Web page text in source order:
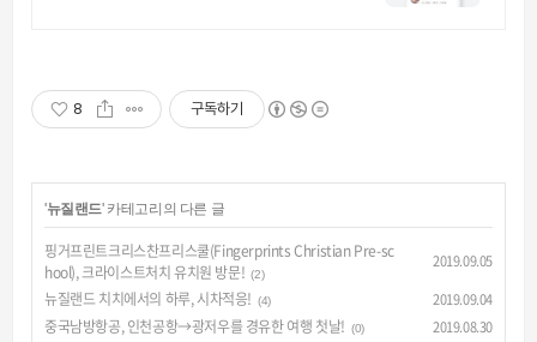
8 구독하기
'뉴질랜드' 카테고리의 다른 글
핑거프린트크리스찬프리스쿨(Fingerprints Christian Pre-sc
hool), 크라이스트처치 유치원 방문! (2)
2019.09.05
뉴질랜드 치치에서의 하루, 시차적응! (4) 2019.09.04
중국남방항공, 인천공항→광저우를 경유한 여행 첫날! (0) 2019.08.30